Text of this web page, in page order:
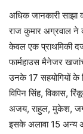
अधिक जानकारी साझा
राज कुमार अग्रवाल
केवल एक प्राथमिकी
फार्महाउस मैनेजर
उनके 17 सहयोगियों के
विपिन सिंह, विकास,
अजय, राहुल, मुकेश,
इसके अलावा 15 अन्य